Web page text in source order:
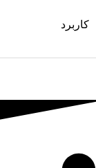
کاربرد